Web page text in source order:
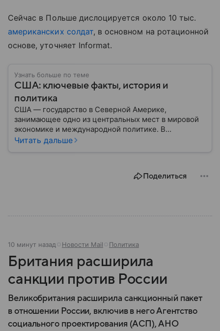
Сейчас в Польше дислоцируется около 10 тыс.
американских солдат, в основном на ротационной
основе, уточняет Informat.
Узнать больше по теме
США: ключевые факты, история и
политика
США — государство в Северной Америке,
занимающее одно из центральных мест в мировой
экономике и международной политике. В
материале — основные сведения об этой стране.
Читать дальше
Поделиться
10 минут назад Новости Mail Политика
Британия расширила
санкции против России
Великобритания расширила санкционный пакет
в отношении России, включив в него Агентство
социального проектирования (АСП), АНО